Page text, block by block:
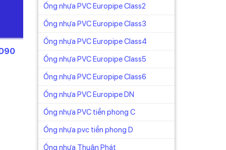
Ống nhựa PVC Europipe Class2
Ống nhựa PVC Europipe Class3
Ống nhựa PVC Europipe Class4
Ống nhựa PVC Europipe Class5
Ống nhựa PVC Europipe Class6
Ống nhựa PVC Europipe DN
Ống nhựa PVC tiền phong C
Ống nhựa pvc tiền phong D
Ống nhựa Thuận Phát